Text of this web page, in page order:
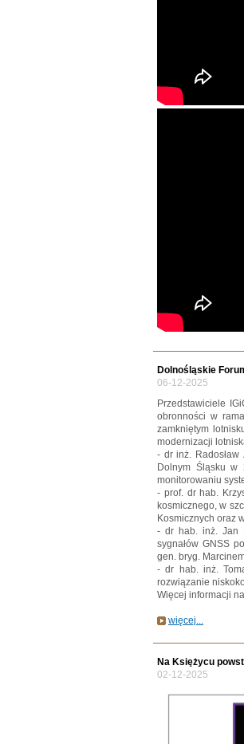
Dolnośląskie
06-12-2025
Przedstawiciele
obronności w
zamkniętym
modernizacji
- dr inż. Radosław
Dolnym Śląsku w
monitorowaniu
- prof. dr hab.
kosmicznego, w
Kosmicznych oraz
- dr hab. inż. Jan
sygnałów GNSS
gen. bryg.
- dr hab. inż.
rozwiązanie
Więcej informacji
więcej...
Na Księżycu
02-12-2025